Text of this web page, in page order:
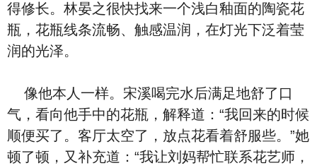
得修长。林晏之很快找来一个浅白釉面的陶瓷花
瓶，花瓶线条流畅、触感温润，在灯光下泛着莹
润的光泽。
像他本人一样。宋溪喝完水后满足地舒了口
气，看向他手中的花瓶，解释道：“我回来的时候
顺便买了。客厅太空了，放点花看着舒服些。”她
顿了顿，又补充道：“我让刘妈帮忙联系花艺师，